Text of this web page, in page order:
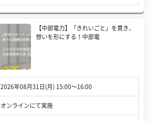
【中部電力】「きれいごと」を貫き、
想いを形にする！中部電
2026年08月31日(月) 15:00〜16:00
オンラインにて実施